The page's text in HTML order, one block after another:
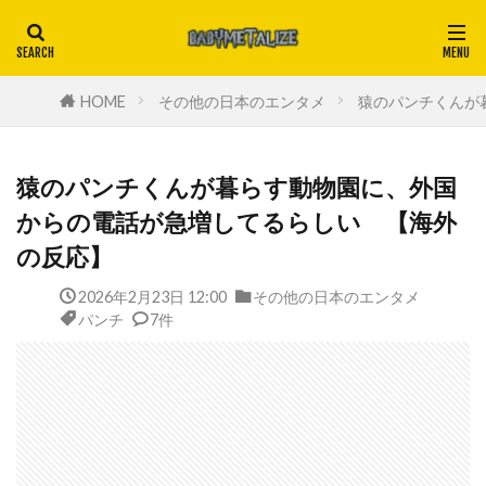
HOME その他の日本のエンタメ 猿のパンチくん
猿のパンチくんが暮らす動物園に、外国
からの電話が急増してるらしい 【海外
の反応】
2026年2月23日 12:00
その他の日本のエンタメ
パンチ
7件